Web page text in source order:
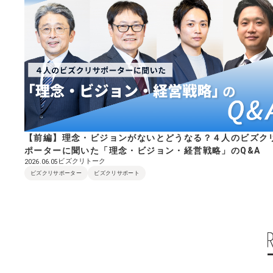
【前編】理念・ビジョンがないとどうなる？４人のビズク
ポーターに聞いた「理念・ビジョン・経営戦略」のQ&A
2026.06.05 ビズクリトーク
ビズクリサポーター ビズクリサポート